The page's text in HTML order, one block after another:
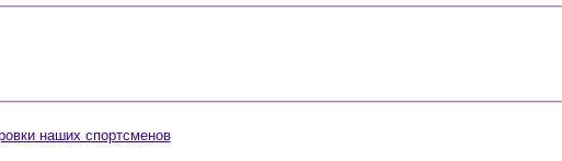
наших спортсменов